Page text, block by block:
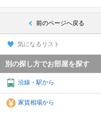
前のページへ戻る
気になるリスト
別の探し方でお部屋を探す
沿線・駅から
家賃相場から